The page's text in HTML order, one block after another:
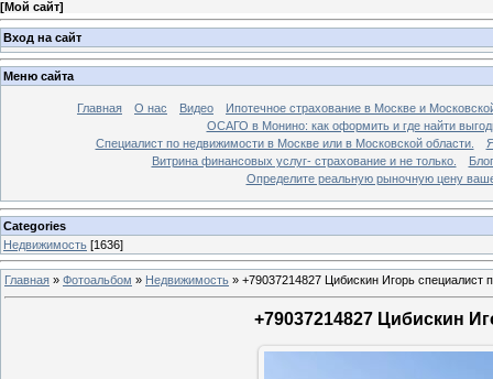
[Мой сайт]
Вход на сайт
Меню сайта
Главная О нас Видео
Ипотечное страхование в Москве и
ОСАГО в Монино: как оформить и где найти
Специалист по недвижимости в Москве или в Московской области.
Витрина финансовых услуг- страхование и не только.
Блог
Определите реальную рыночную цену
Categories
Недвижимость [1636]
Главная » Фотоальбом » Недвижимость » +79037214827 Цибискин Игорь специалист
+79037214827 Цибискин